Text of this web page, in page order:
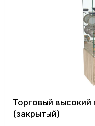
Торговый
(закрытый)